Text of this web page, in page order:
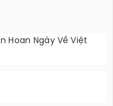
Hoan Ngày Về Việt